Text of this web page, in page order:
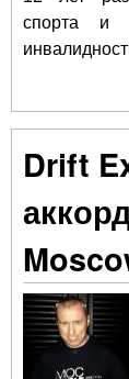
спорта и
Drift